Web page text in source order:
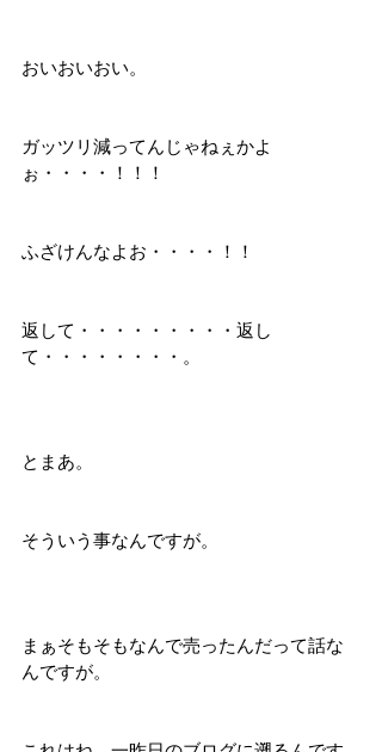
おいおいおい。
ガッツリ減ってんじゃねぇかよ
ぉ・・・・！！！
ふざけんなよお・・・・！！
返して・・・・・・・・・返し
て・・・・・・・・。
とまあ。
そういう事なんですが。
まぁそもそもなんで売ったんだって話な
んですが。